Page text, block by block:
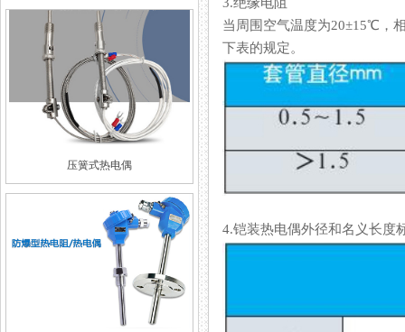
压簧式热电偶
当周围空气温度为20±15℃
下表的规定。
4.铠装热电偶外径和名义长度